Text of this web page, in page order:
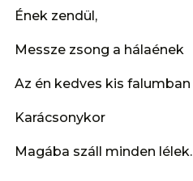
Ének zendül,
Messze zsong a hálaének
Az én kedves kis falumban
Karácsonykor
Magába száll minden lélek.